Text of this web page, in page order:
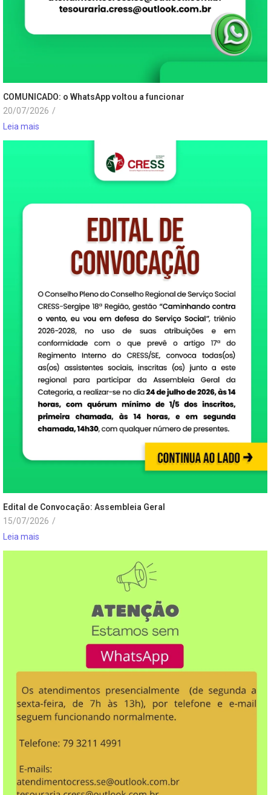
COMUNICADO: o WhatsApp voltou a funcionar
20/07/2026 /
Leia mais
Edital de Convocação: Assembleia Geral
15/07/2026 /
Leia mais